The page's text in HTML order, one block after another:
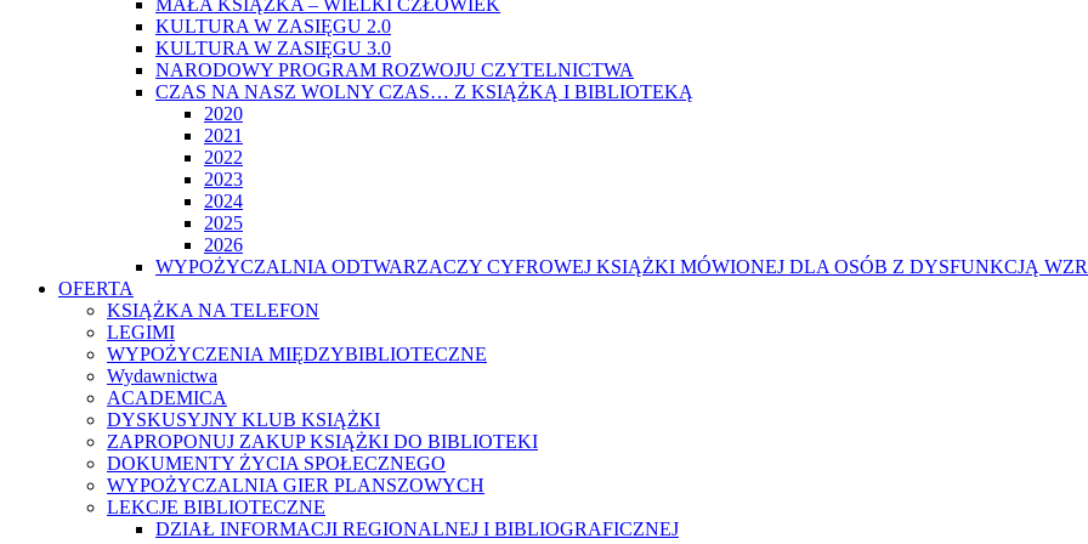
MAŁA KSIĄŻKA – WIELKI CZŁOWIEK
KULTURA W ZASIĘGU 2.0
KULTURA W ZASIĘGU 3.0
NARODOWY PROGRAM ROZWOJU CZYTELNICTWA
CZAS NA NASZ WOLNY CZAS… Z KSIĄŻKĄ I BIBLIOTEKĄ
2020
2021
2022
2023
2024
2025
2026
WYPOŻYCZALNIA ODTWARZACZY CYFROWEJ KSIĄŻKI MÓWIONEJ DLA OSÓB Z DYSFUNKCJĄ
OFERTA
KSIĄŻKA NA TELEFON
LEGIMI
WYPOŻYCZENIA MIĘDZYBIBLIOTECZNE
Wydawnictwa
ACADEMICA
DYSKUSYJNY KLUB KSIĄŻKI
ZAPROPONUJ ZAKUP KSIĄŻKI DO BIBLIOTEKI
DOKUMENTY ŻYCIA SPOŁECZNEGO
WYPOŻYCZALNIA GIER PLANSZOWYCH
LEKCJE BIBLIOTECZNE
DZIAŁ INFORMACJI REGIONALNEJ I BIBLIOGRAFICZNEJ